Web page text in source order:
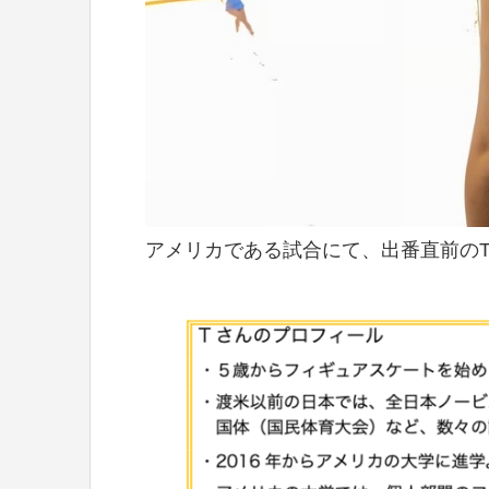
アメリカである試合にて、出番直前の